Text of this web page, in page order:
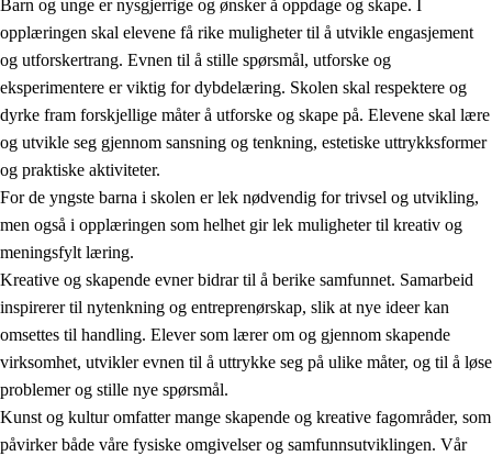
Opplæringens verdigrunnlag
1.1 Menneskeverdet
1.2 Identitet og kulturelt mangfold
1.3 Kritisk tenkning og etisk bevissthet
1.4 Skaperglede, engasjement og utforskertrang
1.5 Respekt for naturen og miljøbevissthet
1.6 Demokrati og medvirkning
Barn og unge er nysgjerrige og ønsker å oppdage og skape. I
opplæringen skal elevene få rike muligheter til å utvikle engasjement
og utforskertrang. Evnen til å stille spørsmål, utforske og
eksperimentere er viktig for dybdelæring. Skolen skal respektere og
dyrke fram forskjellige måter å utforske og skape på. Elevene skal lære
og utvikle seg gjennom sansning og tenkning, estetiske uttrykksformer
og praktiske aktiviteter.
For de yngste barna i skolen er lek nødvendig for trivsel og utvikling,
men også i opplæringen som helhet gir lek muligheter til kreativ og
meningsfylt læring.
Kreative og skapende evner bidrar til å berike samfunnet. Samarbeid
inspirerer til nytenkning og entreprenørskap, slik at nye ideer kan
omsettes til handling. Elever som lærer om og gjennom skapende
virksomhet, utvikler evnen til å uttrykke seg på ulike måter, og til å løse
problemer og stille nye spørsmål.
Kunst og kultur omfatter mange skapende og kreative fagområder, som
påvirker både våre fysiske omgivelser og samfunnsutviklingen. Vår